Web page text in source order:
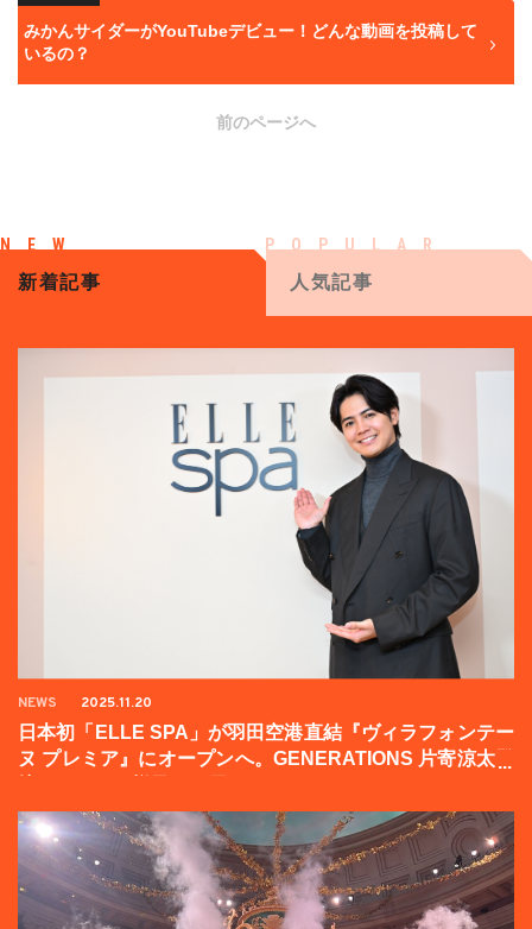
みかんサイダーがYouTubeデビュー！どんな動画を投稿して
いるの？
前のページへ
新着記事 人気記事
NEWS 2025.11.20
日本初「ELLE SPA」が羽田空港直結『ヴィラフォンテー
ヌ プレミア』にオープンへ。GENERATIONS 片寄涼太登